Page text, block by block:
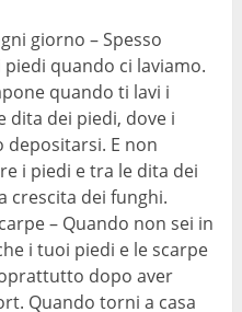
giorno – Spesso
quando ci laviamo.
quando ti lavi i
dei piedi, dove i
depositarsi. E non
i piedi e tra le dita dei
crescita dei funghi.
– Quando non sei in
i tuoi piedi e le scarpe
dopo aver
Quando torni a casa